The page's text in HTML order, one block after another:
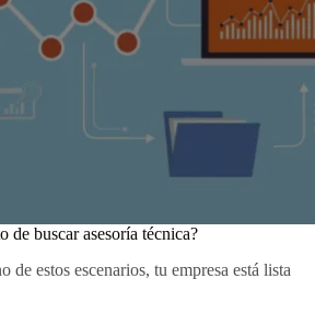
de buscar asesoría técnica?
de estos escenarios, tu empresa está lista